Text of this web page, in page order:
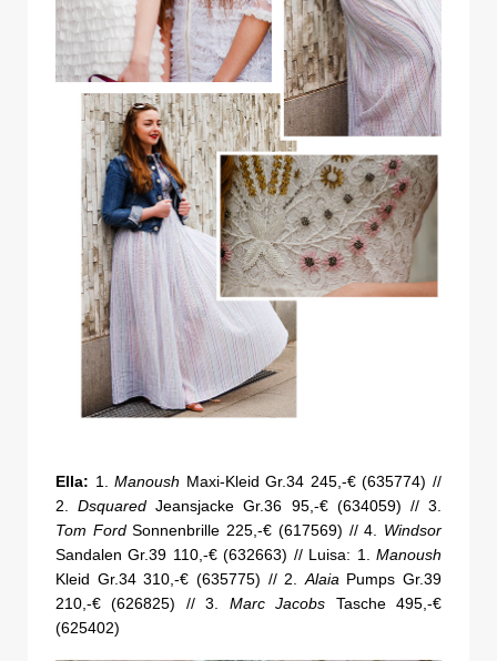
Ella: 1.Manoush Maxi-Kleid Gr.34 245,-€ (635774) //
2. Dsquared Jeansjacke Gr.36 95,-€ (634059) // 3.
Tom FordSonnenbrille 225,-€ (617569) // 4. Windsor
Sandalen Gr.39 110,-€ (632663) // Luisa: 1. Manoush
Kleid Gr.34 310,-€ (635775) // 2.AlaiaPumps Gr.39
210,-€ (626825) // 3. Marc Jacobs Tasche 495,-€
(625402)